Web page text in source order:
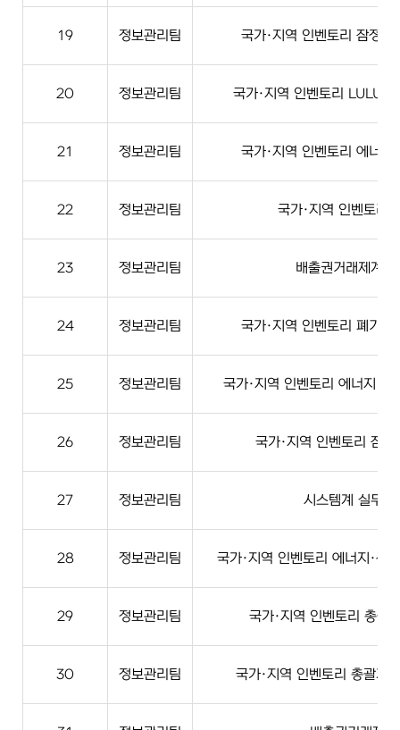
19 정보관리팀 국가·지역 인벤토리 잠정·
20 정보관리팀 국가·지역 인벤토리
21 정보관리팀 국가·지역 인벤토리 에너지
22 정보관리팀 국가·지역 인벤토리
23 정보관리팀 배출권거래제계
24 정보관리팀 국가·지역 인벤토리 폐기물
25 정보관리팀 국가·지역 인벤토리 에너지·산
26 정보관리팀 국가·지역 인벤토리 잠정
27 정보관리팀 시스템계 실무
28 정보관리팀 국가·지역 인벤토리 에너지·산
29 정보관리팀 국가·지역 인벤토리 총괄
30 정보관리팀 국가·지역 인벤토리 총괄계